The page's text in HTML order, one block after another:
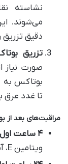
نشاسته
می‌شوند.
دقیق
تزریق
صورت
تا غدد عرق
مراقبت‌های بعد از
۴ ساعت اول:
ویتامین E، آسپرین و الکل خودداری کنید.